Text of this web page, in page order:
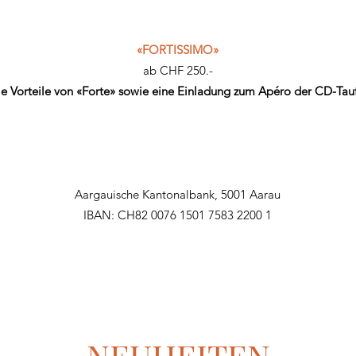
«FORTISSIMO»
ab CHF 250.-
Vorteile von «Forte» sowie eine Einladung zum Apéro der CD-
Aargauische Kantonalbank, 5001 Aarau
​IBAN: CH82 0076 1501 7583 2200 1